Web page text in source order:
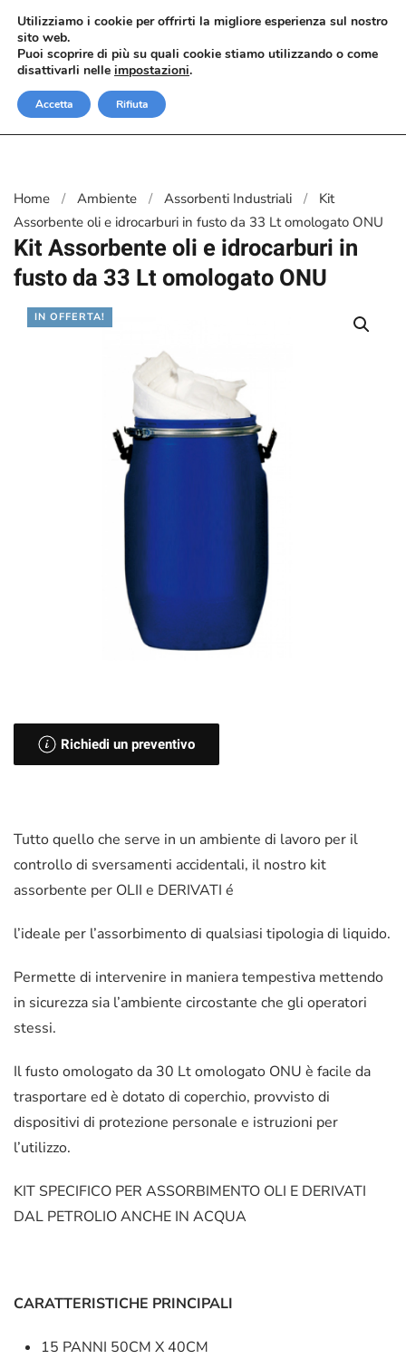
Passa al contenuto principale
Home Ambiente Assorbenti Industriali
Kit
Assorbente oli e idrocarburi in fusto da 33 Lt omologato ONU
Kit Assorbente oli e idrocarburi in
fusto da 33 Lt omologato ONU
IN OFFERTA!
Richiedi un preventivo
Tutto quello che serve in un ambiente di lavoro per il
controllo di sversamenti accidentali, il nostro kit
assorbente per OLII e DERIVATI é
l’ideale per l’assorbimento di qualsiasi tipologia di liquido.
Permette di intervenire in maniera tempestiva mettendo
in sicurezza sia l’ambiente circostante che gli operatori
stessi.
Il fusto omologato da 30 Lt omologato ONU è facile da
trasportare ed è dotato di coperchio, provvisto di
dispositivi di protezione personale e istruzioni per
l’utilizzo.
KIT SPECIFICO PER ASSORBIMENTO OLI E DERIVATI
DAL PETROLIO ANCHE IN ACQUA
CARATTERISTICHE PRINCIPALI
15 PANNI 50CM X 40CM
Utilizziamo i cookie per offrirti la migliore esperienza sul nostro
sito web.
Puoi scoprire di più su quali cookie stiamo utilizzando o come
disattivarli nelle impostazioni.
Accetta Rifiuta